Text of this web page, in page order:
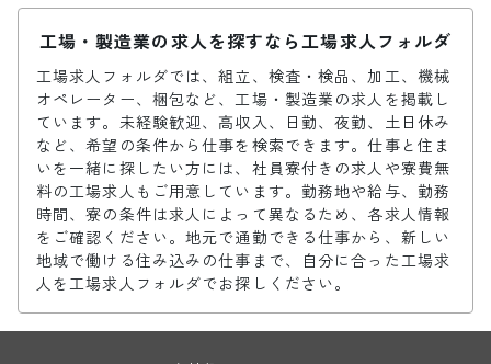
工場・製造業の求人を探すなら工場求人フォルダ
工場求人フォルダでは、組立、検査・検品、加工、機械
オペレーター、梱包など、工場・製造業の求人を掲載し
ています。未経験歓迎、高収入、日勤、夜勤、土日休み
など、希望の条件から仕事を検索できます。仕事と住ま
いを一緒に探したい方には、社員寮付きの求人や寮費無
料の工場求人もご用意しています。勤務地や給与、勤務
時間、寮の条件は求人によって異なるため、各求人情報
をご確認ください。地元で通勤できる仕事から、新しい
地域で働ける住み込みの仕事まで、自分に合った工場求
人を工場求人フォルダでお探しください。